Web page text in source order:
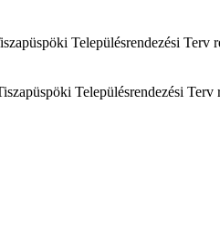
Településrendezési Terv
Településrendezési